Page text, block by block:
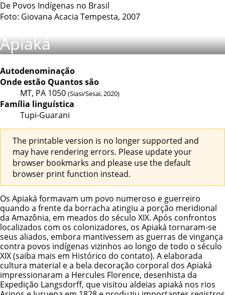
De Povos Indígenas no Brasil
Foto: Giovana Acacia Tempesta, 2007
Apiaká
Autodenominação
Onde estão Quantos são
MT, PA 1050 (Siasi/Sesai, 2020)
Família linguística
Tupi-Guarani
The printable version is no longer supported and
may have rendering errors. Please update your
browser bookmarks and please use the default
browser print function instead.
Os Apiaká formavam um povo numeroso e guerreiro
quando a frente da borracha atingiu a porção meridional
da Amazônia, em meados do século XIX. Após confrontos
localizados com os colonizadores, os Apiaká tornaram-se
seus aliados, embora mantivessem as guerras de vingança
contra povos indígenas vizinhos ao longo de todo o século
XIX (saiba mais em Histórico do contato). A elaborada
cultura material e a bela decoração corporal dos Apiaká
impressionaram a Hercules Florence, desenhista da
Expedição Langsdorff, que visitou aldeias apiaká nos rios